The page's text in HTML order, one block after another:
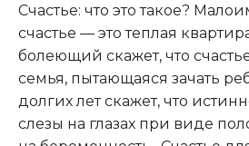
Счастье: что это такое?
счастье — это теплая
болеющий скажет, что
семья, пытающаяся зачать
долгих лет скажет, что
слезы на глазах при виде